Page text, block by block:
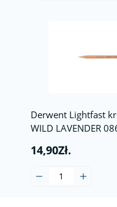
Derwent Lightfast
WILD LAVENDER
14,90Zł.